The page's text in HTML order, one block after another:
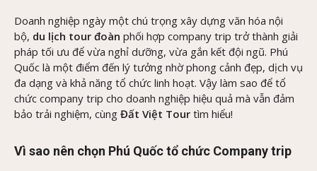
Doanh nghiệp ngày một chú trọng xây dựng văn hóa nội
bộ, du lịch tour đoàn phối hợp company trip trở thành giải
pháp tối ưu để vừa nghỉ dưỡng, vừa gắn kết đội ngũ. Phú
Quốc là một điểm đến lý tưởng nhờ phong cảnh đẹp, dịch vụ
đa dạng và khả năng tổ chức linh hoạt. Vậy làm sao để tổ
chức company trip cho doanh nghiệp hiệu quả mà vẫn đảm
bảo trải nghiệm, cùng Đất Việt Tour tìm hiểu!
Vì sao nên chọn Phú Quốc tổ chức Company trip